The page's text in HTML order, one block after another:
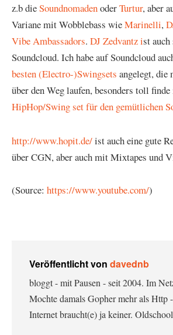
z.b dieSoundnomadenoderTurtur, aber
Variane mit Wobblebass wieMarinelli,
Vibe Ambassadors. DJ Zedvantz ist
Soundcloud. Ich habe auf Soundcloud
besten (Electro-)Swingsets angelegt, die
über den Weg laufen, besonders toll finde
HipHop/Swing set für den gemütlichen
http://www.hopit.de/ist auch eine gute
über CGN, aber auch mit Mixtapes und
(Source: https://www.youtube.com/)
Veröffentlicht von davednb
bloggt - mit Pausen - seit 2004. Im
Mochte damals Gopher mehr als Http
Internet braucht(e) ja keiner.